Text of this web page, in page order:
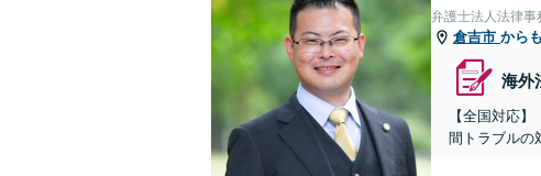
弁護士法人法律事
倉吉市 から
海外
【全国対応
間トラブルの